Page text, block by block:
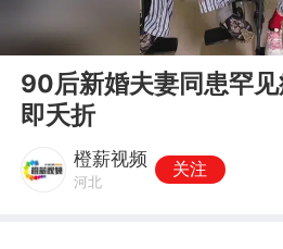
00:00
90后新婚夫妻同患罕
即夭折
橙薪视频
河北
关注